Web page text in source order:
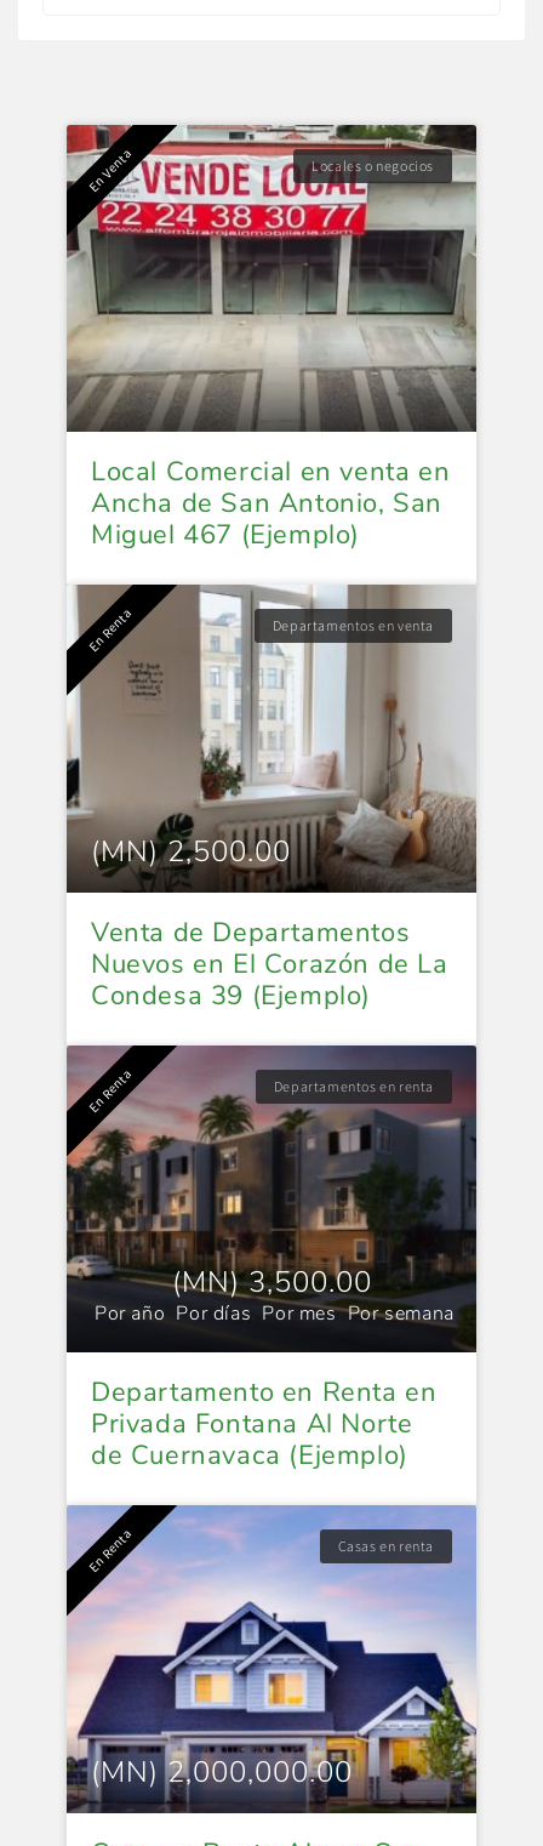
En Venta Locales o negocios
Local Comercial en venta en
Ancha de San Antonio, San
Miguel 467 (Ejemplo)
En Renta Departamentos en venta
(MN) 2,500.00
Venta de Departamentos
Nuevos en El Corazón de La
Condesa 39 (Ejemplo)
En Renta Departamentos en renta
(MN) 3,500.00
Por año Por días Por mes,Por semana
Departamento en Renta en
Privada Fontana Al Norte
de Cuernavaca (Ejemplo)
En Renta Casas en renta
(MN) 2,000,000.00